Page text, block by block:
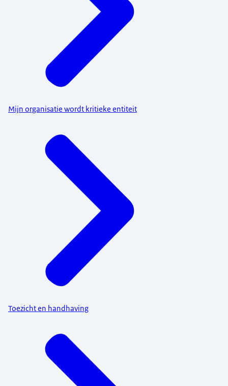
Mijn organisatie wordt kritieke entiteit
Toezicht en handhaving